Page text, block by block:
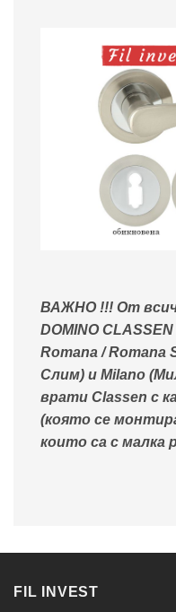
ВАЖНО !!! От
DOMINO
Romana / Romana
Слим) и Milano
врати Classen с
(която се
които са с малка
FIL INVEST